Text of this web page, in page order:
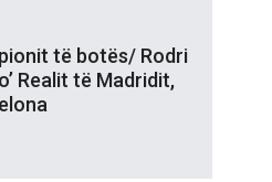
të botës/ Rodri
Realit të Madridit,